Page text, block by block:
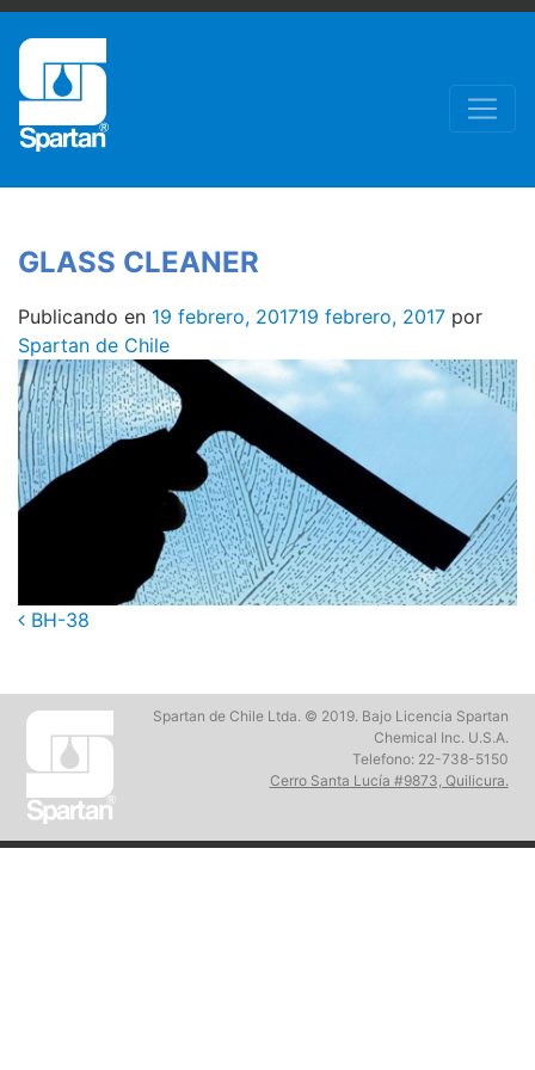
GLASS CLEANER
Publicando en 19 febrero, 201719 febrero, 2017 por
Spartan de Chile
Post
BH-38
Spartan de Chile Ltda. © 2019. Bajo Licencia Spartan
Chemical Inc. U.S.A.
Telefono: 22-738-5150
Cerro Santa Lucía #9873, Quilicura.